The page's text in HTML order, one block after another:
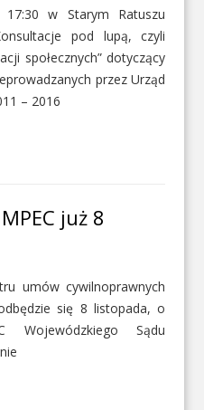
w Starym Ratuszu
pod lupą, czyli
społecznych” dotyczący
przez Urząd
– 2016
już 8
umów cywilnoprawnych
się 8 listopada, o
Sądu